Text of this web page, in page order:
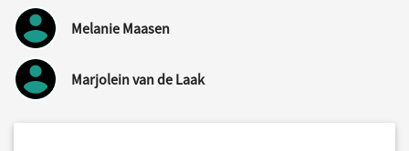
Melanie Maasen
Marjolein van de Laak